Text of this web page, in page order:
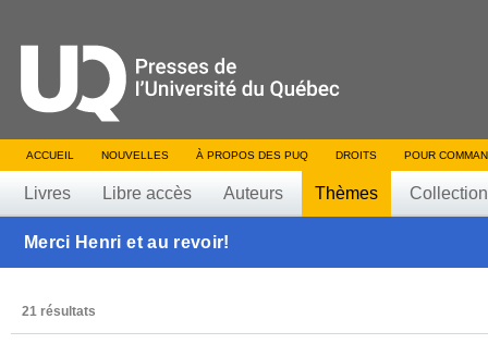
ACCUEIL NOUVELLES À PROPOS DES PUQ DROITS POUR
Livres Libre accès Auteurs Thèmes
Merci Henri et au revoir!
21 résultats